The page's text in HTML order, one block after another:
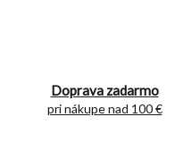
Doprava zadarmo
pri nákupe nad 100 €